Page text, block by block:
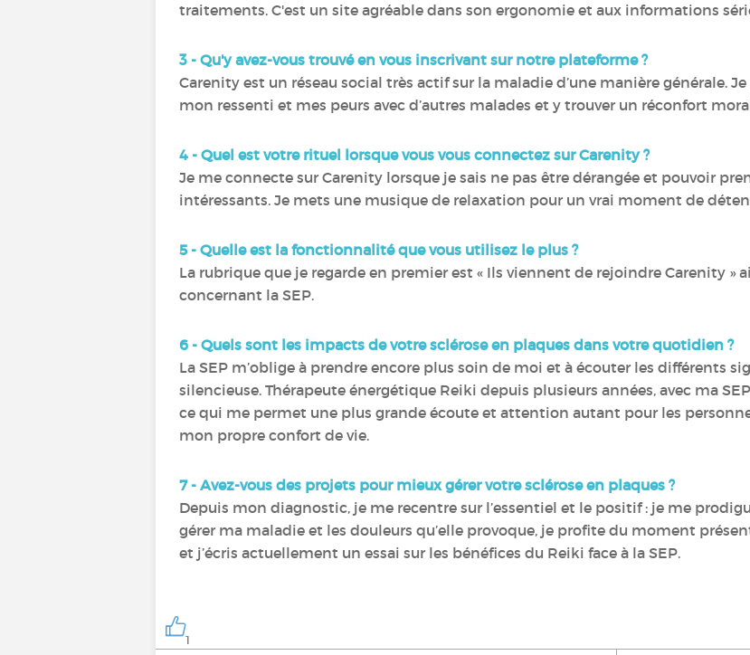
traitements. C'est un site agréable dans son ergonomie et aux informations
3 - Qu'y avez-vous trouvé en vous inscrivant sur notre plateforme ?
Carenity est un réseau social très actif sur la maladie d’une manière générale.
mon ressenti et mes peurs avec d’autres malades et y trouver un réconfort
4 - Quel est votre rituel lorsque vous vous connectez sur Carenity ?
Je me connecte sur Carenity lorsque je sais ne pas être dérangée et pouvoir
intéressants. Je mets une musique de relaxation pour un vrai moment de
5 - Quelle est la fonctionnalité que vous utilisez le plus ?
La rubrique que je regarde en premier est « Ils viennent de rejoindre Carenity »
concernant la SEP.
6 - Quels sont les impacts de votre sclérose en plaques dans votre quotidien ?
La SEP m’oblige à prendre encore plus soin de moi et à écouter les différents
silencieuse. Thérapeute énergétique Reiki depuis plusieurs années, avec ma
ce qui me permet une plus grande écoute et attention autant pour les
mon propre confort de vie.
7 - Avez-vous des projets pour mieux gérer votre sclérose en plaques ?
Depuis mon diagnostic, je me recentre sur l’essentiel et le positif : je me
gérer ma maladie et les douleurs qu’elle provoque, je profite du moment
et j’écris actuellement un essai sur les bénéfices du Reiki face à la SEP.
1